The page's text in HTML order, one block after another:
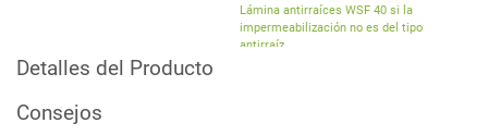
Lámina antirraíces WSF 40 si la
impermeabilización no es del tipo
antirraíz.
Detalles del Producto
Consejos